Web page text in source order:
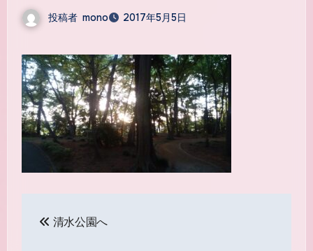
投稿者 mono 2017年5月5日
稿
清水公園へ